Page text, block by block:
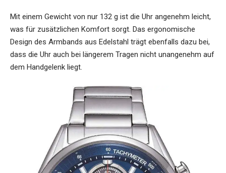
Mit einem Gewicht von nur 132 g ist die Uhr angenehm leicht,
was für zusätzlichen Komfort sorgt. Das ergonomische
Design des Armbands aus Edelstahl trägt ebenfalls dazu bei,
dass die Uhr auch bei längerem Tragen nicht unangenehm auf
dem Handgelenk liegt.